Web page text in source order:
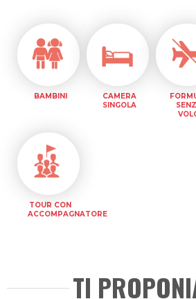
pacchetto in quella
Affrettati! Prenotare la tua
BAMBINI
CAMERA
SINGOLA
TOUR CON
ACCOMPAGNATORE
TI